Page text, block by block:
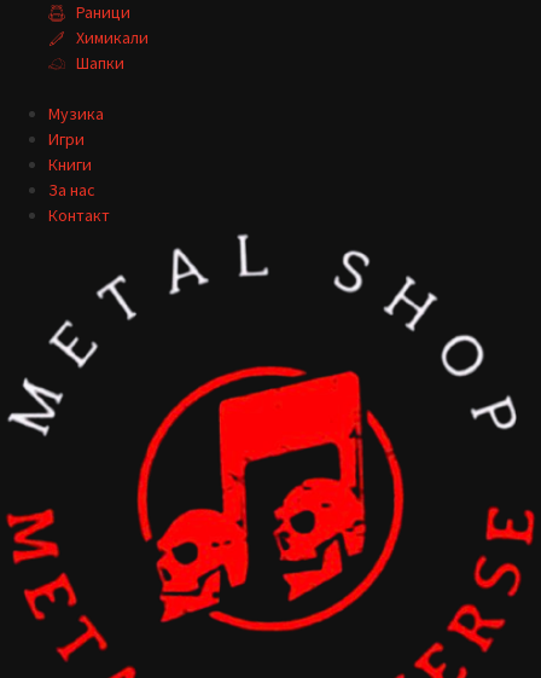
Раници
Химикали
Шапки
Музика
Игри
Книги
За нас
Контакт